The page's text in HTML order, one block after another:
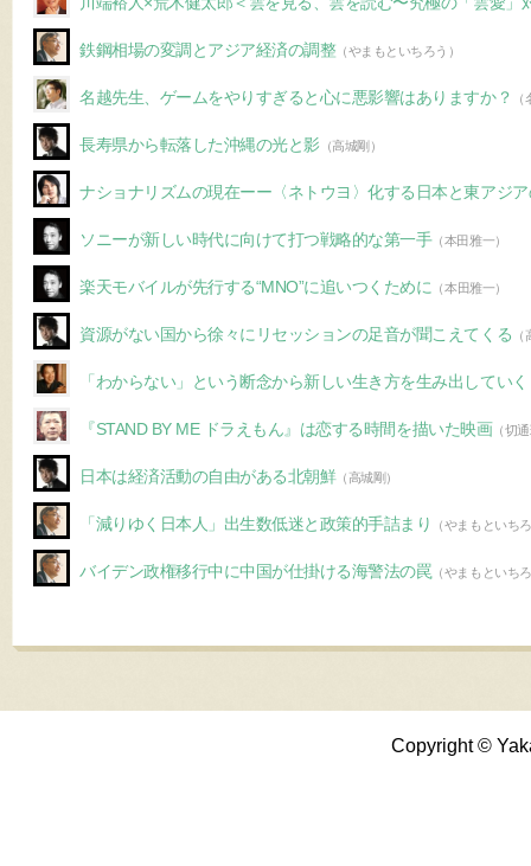
鉄鋼相場の変調とアジア経済の調整 （やまもといちろう）
名越先生、ゲームをやりすぎると心に悪影響はありますか？
長寿県から転落した沖縄の光と影（高城剛）
ナショナリズムの現在ーー〈ネトウヨ〉化する日本と東アジ
ソニーが新しい時代に向けて打つ戦略的な第一手（本田雅一）
楽天モバイルが先行する“MNO”に追いつくために （本田雅一）
資源がない国から徐々にリセッションの足音が聞こえてくる
「わからない」という断念から新しい生き方を生み出していく
『STAND BY ME ドラえもん』は恋する時間を描いた映画 （切
日本は経済活動の自由がある北朝鮮（高城剛）
「減りゆく日本人」出生数低迷と政策的手詰まり （やまもといち
バイデン政権移行中に中国が仕掛ける海警法の罠 （やまもといち
Copyright ©